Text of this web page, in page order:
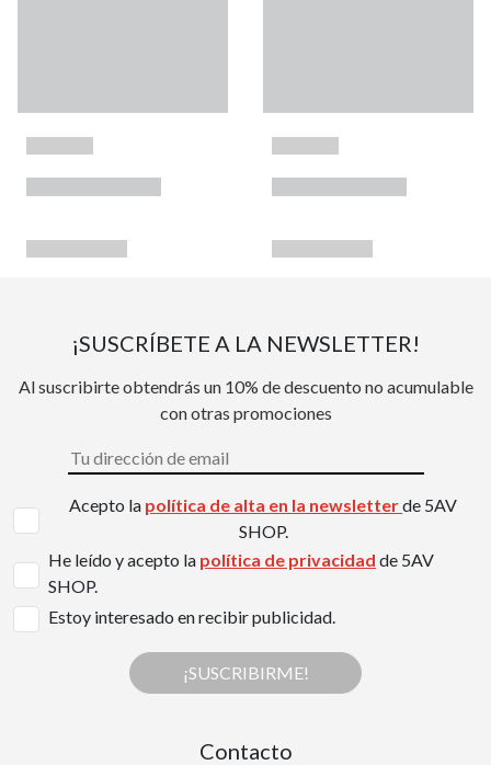
¡SUSCRÍBETE A LA NEWSLETTER!
Al suscribirte obtendrás un 10% de descuento no acumulable
con otras promociones
Acepto la política de alta en la newsletterde 5AV
SHOP.
He leído y acepto la política de privacidad de 5AV
SHOP.
Estoy interesado en recibir publicidad.
¡SUSCRIBIRME!
Contacto